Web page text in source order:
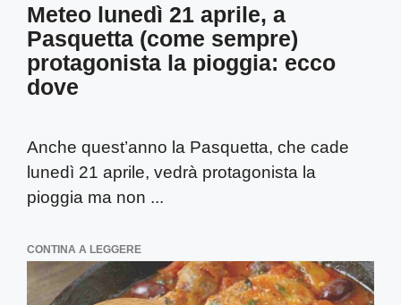
Meteo lunedì 21 aprile, a
Pasquetta (come sempre)
protagonista la pioggia: ecco
dove
Anche quest’anno la Pasquetta, che cade
lunedì 21 aprile, vedrà protagonista la
pioggia ma non ...
CONTINA A LEGGERE